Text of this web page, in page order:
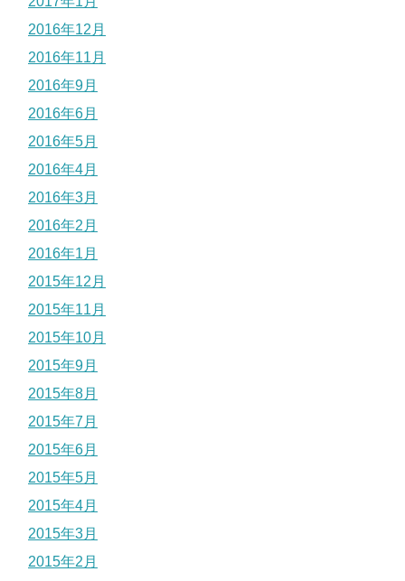
2016年12月
2016年11月
2016年9月
2016年6月
2016年5月
2016年4月
2016年3月
2016年2月
2016年1月
2015年12月
2015年11月
2015年10月
2015年9月
2015年8月
2015年7月
2015年6月
2015年5月
2015年4月
2015年3月
2015年2月